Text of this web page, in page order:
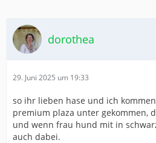
dorothea
29. Juni 2025 um 19:33
so ihr lieben hase und ich
premium plaza unter gekommen,
und wenn frau hund mit in
auch dabei.